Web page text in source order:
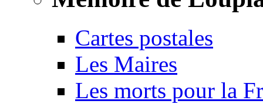
Cartes postales
Les Maires
Les morts pour la